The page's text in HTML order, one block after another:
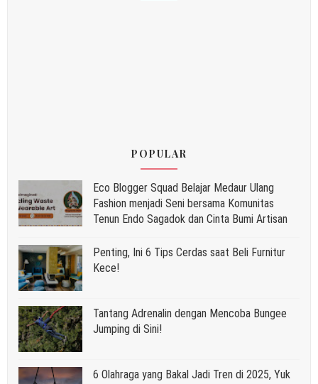
POPULAR
Eco Blogger Squad Belajar Medaur Ulang
Fashion menjadi Seni bersama Komunitas
Tenun Endo Sagadok dan Cinta Bumi Artisan
Penting, Ini 6 Tips Cerdas saat Beli Furnitur
Kece!
Tantang Adrenalin dengan Mencoba Bungee
Jumping di Sini!
6 Olahraga yang Bakal Jadi Tren di 2025, Yuk